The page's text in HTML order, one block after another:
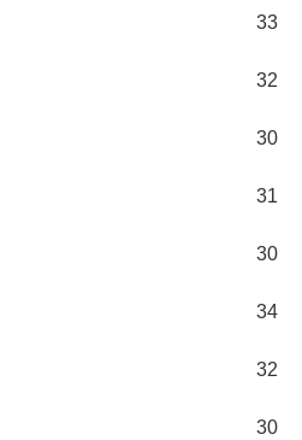
33
32
30
31
30
34
32
30